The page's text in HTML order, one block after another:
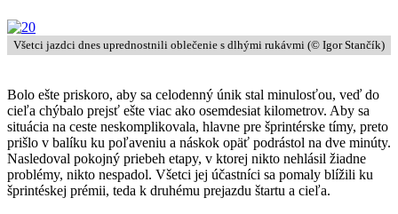
Všetci jazdci dnes uprednostnili oblečenie s dlhými rukávmi (© Igor Stančík)
Bolo ešte priskoro, aby sa celodenný únik stal minulosťou, veď do
cieľa chýbalo prejsť ešte viac ako osemdesiat kilometrov. Aby sa
situácia na ceste neskomplikovala, hlavne pre šprintérske tímy, preto
prišlo v balíku ku poľaveniu a náskok opäť podrástol na dve minúty.
Nasledoval pokojný priebeh etapy, v ktorej nikto nehlásil žiadne
problémy, nikto nespadol. Všetci jej účastníci sa pomaly blížili ku
šprintéskej prémii, teda k druhému prejazdu štartu a cieľa.